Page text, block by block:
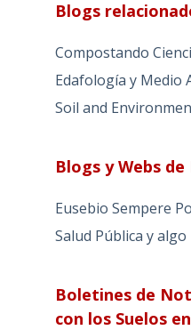
Blogs
Compostando
Edafología y Medio
Soil and
Blogs y Webs
Eusebio Sempere
Salud Pública y algo
Boletines de
con los Suelos